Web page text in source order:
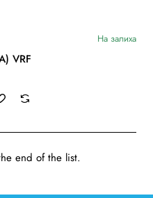
На залиха
VRF
end of the list.